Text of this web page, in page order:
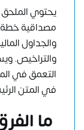
يحتوي الملحق
مصداقية خطة
والجداول
والتراخيص.
التعمق في
في المتن
ما